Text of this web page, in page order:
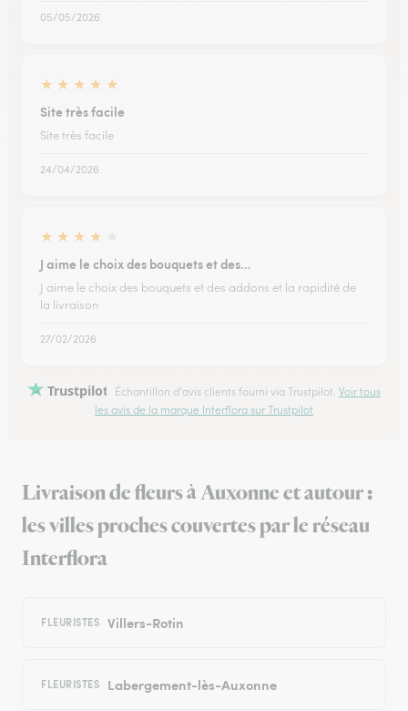
05/05/2026
★ ★ ★ ★ ★
Site très facile
Site très facile
24/04/2026
★ ★ ★ ★
J aime le choix des bouquets et des…
J aime le choix des bouquets et des addons et la rapidité de
la livraison
27/02/2026
Trustpilot Échantillon d'avis clients fourni via Trustpilot. Voir tous
les avis de la marque Interflora sur Trustpilot
Livraison de fleurs à Auxonne et autour :
les villes proches couvertes par le réseau
Interflora
FLEURISTES Villers-Rotin
FLEURISTES Labergement-lès-Auxonne